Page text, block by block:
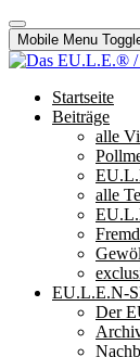
Mobile Menu
Startseite
Beiträge
alle
alle
EU.L.E.N-
Der